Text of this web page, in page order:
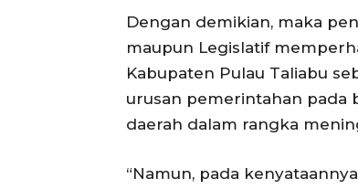
Dengan demikian, maka
maupun Legislatif
Kabupaten Pulau Taliabu
urusan pemerintahan pada
daerah dalam rangka
“Namun, pada